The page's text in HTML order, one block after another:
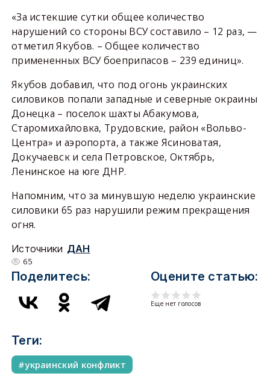
«За истекшие сутки общее количество
нарушений со стороны ВСУ составило – 12 раз, —
отметил Якубов. – Общее количество
примененных ВСУ боеприпасов – 239 единиц».
Якубов добавил, что под огонь украинских
силовиков попали западные и северные окраины
Донецка – поселок шахты Абакумова,
Старомихайловка, Трудовские, район «Вольво-
Центра» и аэропорта, а также Ясиноватая,
Докучаевск и села Петровское, Октябрь,
Ленинское на юге ДНР.
Напомним, что за минувшую неделю украинские
силовики 65 раз нарушили режим прекращения
огня.
Источники ДАН
65
Поделитесь: Оцените статью:
Еще нет голосов
Теги:
украинский конфликт